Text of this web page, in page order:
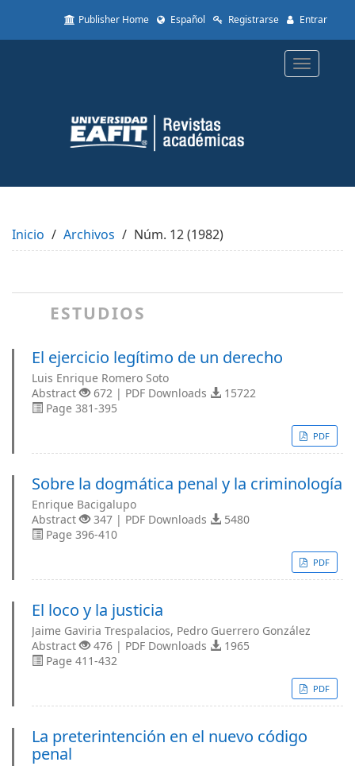
to
Content
Sidebar
Publisher Home Español Registrarse Entrar
Toggle
Inicio Archivos Núm. 12 (1982)
ESTUDIOS
El ejercicio legítimo de un derecho
Luis Enrique Romero Soto
Abstract
672 | PDF Downloads
15722
Page 381-395
PDF
Sobre la dogmática penal y la criminología
Enrique Bacigalupo
Abstract
347 | PDF Downloads
5480
Page 396-410
PDF
El loco y la justicia
Jaime Gaviria Trespalacios, Pedro Guerrero González
Abstract
476 | PDF Downloads
1965
Page 411-432
PDF
La preterintención en el nuevo código
penal